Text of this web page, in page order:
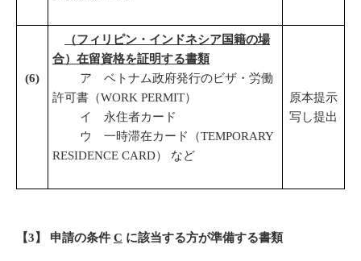
(6)
（フィリピン・インドネシア国籍の場
合）在留資格を証明する書類
ア ベトナム政府発行のビザ・労働
許可書（WORK PERMIT）
イ 永住者カード
ウ 一時滞在カード（TEMPORARY
RESIDENCE CARD） など
原本提示
写し提出
【3】 申請の条件 C に該当する方が準備する書類